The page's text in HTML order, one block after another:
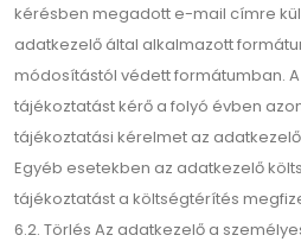
kérésben megadott e-mail címre
adatkezelő által alkalmazott
módosítástól védett formátumban.
tájékoztatást kérő a folyó évben
tájékoztatási kérelmet az
Egyéb esetekben az adatkezelő
tájékoztatást a költségtérítés
6.2. Törlés Az adatkezelő a